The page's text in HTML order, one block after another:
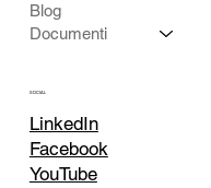
Blog
Documenti
SOCIAL
LinkedIn
Facebook
YouTube